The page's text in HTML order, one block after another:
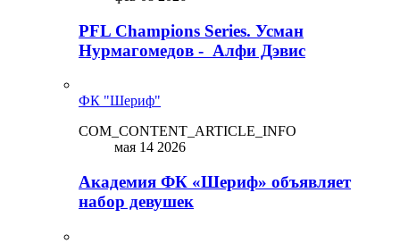
PFL Champions Series. Усман
Нурмагомедов - Алфи Дэвис
ФК "Шериф"
COM_CONTENT_ARTICLE_INFO
мая 14 2026
Академия ФК «Шериф» объявляет
набор девушек